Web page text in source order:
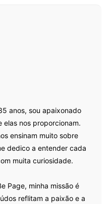
anos, sou apaixonado
nos proporcionam.
ensinam muito sobre
dedico a entender cada
muita curiosidade.
Page, minha missão é
reflitam a paixão e a